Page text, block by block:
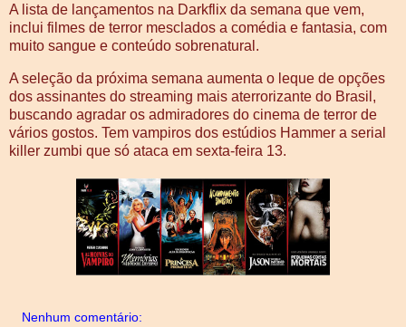
A lista de lançamentos na Darkflix da semana que vem,
inclui filmes de terror mesclados a comédia e fantasia, com
muito sangue e conteúdo sobrenatural.
A seleção da próxima semana aumenta o leque de opções
dos assinantes do streaming mais aterrorizante do Brasil,
buscando agradar os admiradores do cinema de terror de
vários gostos. Tem vampiros dos estúdios Hammer a serial
killer zumbi que só ataca em sexta-feira 13.
Nenhum comentário: